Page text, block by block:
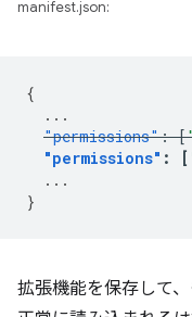
manifest.json:
{
...
"permissions": [
"permissions" : [
...
}
拡張機能を保存して